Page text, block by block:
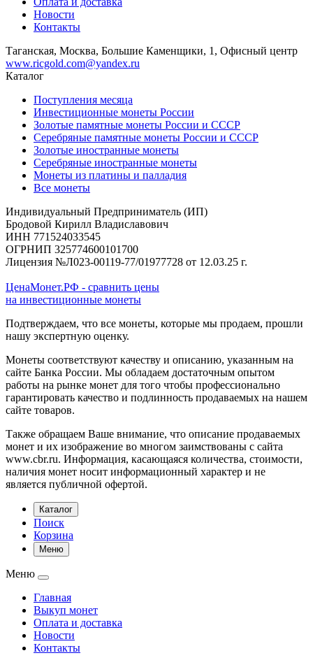
Новости
Контакты
Таганская, Москва, Большие Каменщики, 1, Офисный центр
www.ricgold.com@yandex.ru
Каталог
Поступления месяца
Инвестиционные монеты России
Золотые памятные монеты России и СССР
Серебряные памятные монеты России и СССР
Золотые иностранные монеты
Серебряные иностранные монеты
Монеты из платины и палладия
Все монеты
Индивидуальный Предприниматель (ИП)
Бродовой Кирилл Владиславович
ИНН 771524033545
ОГРНИП 325774600101700
Лицензия №Л023-00119-77/01977728 от 12.03.25 г.
ЦенаМонет.РФ - сравнить цены
на инвестиционные монеты
Подтверждаем, что все монеты, которые мы продаем, прошли
нашу экспертную оценку.
Монеты соответствуют качеству и описанию, указанным на
сайте Банка России. Мы обладаем достаточным опытом
работы на рынке монет для того чтобы профессионально
гарантировать качество и подлинность продаваемых на нашем
сайте товаров.
Также обращаем Ваше внимание, что описание продаваемых
монет и их изображение во многом заимствованы с сайта
www.cbr.ru. Информация, касающаяся количества, стоимости,
наличия монет носит информационный характер и не
является публичной офертой.
Каталог
Поиск
Корзина
Меню
Меню
Главная
Выкуп монет
Оплата и доставка
Новости
Контакты